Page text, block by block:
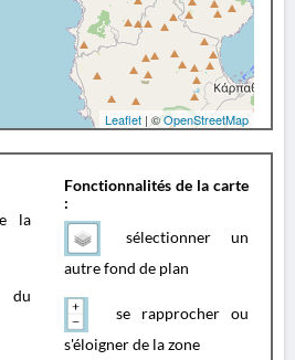
Leaflet | ©OpenStreetMap
la
du
Fonctionnalités de la carte
:
sélectionner un
autre fond de plan
se rapprocher ou
s'éloigner de la zone